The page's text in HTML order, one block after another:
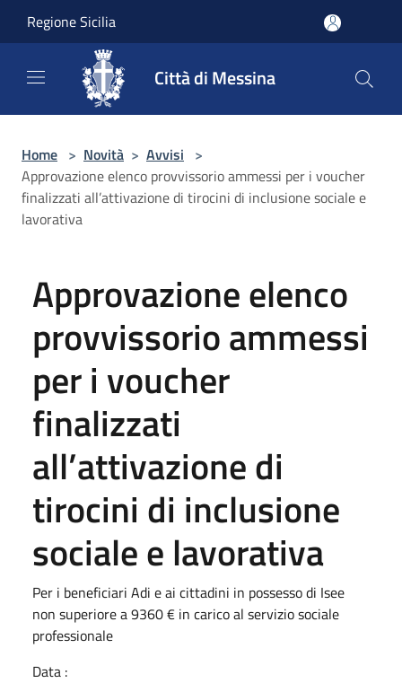
Regione Sicilia
Città di Messina
Home > Novità > Avvisi >
Approvazione elenco provvissorio ammessi per i voucher
finalizzati all’attivazione di tirocini di inclusione sociale e
lavorativa
Approvazione elenco
provvissorio ammessi
per i voucher
finalizzati
all’attivazione di
tirocini di inclusione
sociale e lavorativa
Per i beneficiari Adi e ai cittadini in possesso di Isee
non superiore a 9360 € in carico al servizio sociale
professionale
Data :